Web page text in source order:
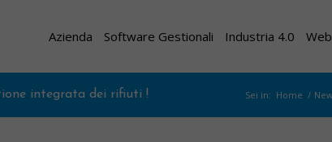
Azienda Software Gestionali Industria 4.0
integrata dei rifiuti ! Sei in: Home /